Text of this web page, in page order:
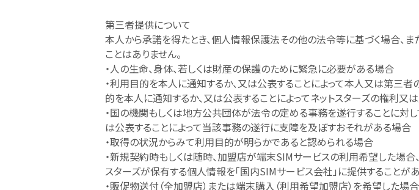
第三者提供について
本人から承諾を得たとき、個人情報保護法その他の法令等に基づく場合、
ことはありません。
・人の生命、身体、若しくは財産の保護のために緊急に必要がある場合
・利用目的を本人に通知するか、又は公表することによって本人又は第三
的を本人に通知するか、又は公表することによってネットスターズの権利
・国の機関もしくは地方公共団体が法令の定める事務を遂行することに対
は公表することによって当該事務の遂行に支障を及ぼすおそれがある場合
・取得の状況からみて利用目的が明らかであると認められる場合
・新規契約時もしくは随時、加盟店が端末SIMサービスの利用希望した場
スターズが保有する個人情報を「国内SIMサービス会社」に提供することがあ
・販促物送付（全加盟店）または端末購入（利用希望加盟店）を希望した場